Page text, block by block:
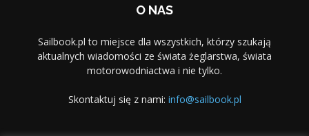
O NAS
Sailbook.pl to miejsce dla wszystkich, którzy szukają
aktualnych wiadomości ze świata żeglarstwa, świata
motorowodniactwa i nie tylko.
Skontaktuj się z nami: info@sailbook.pl